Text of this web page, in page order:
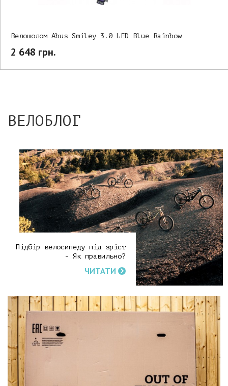
Велошолом Abus Smiley 3.0 LED Blue Rainbow
2 648 грн.
ВЕЛОБЛОГ
Підбір велосипеду під зріст
- Як правильно?
ЧИТАТИ